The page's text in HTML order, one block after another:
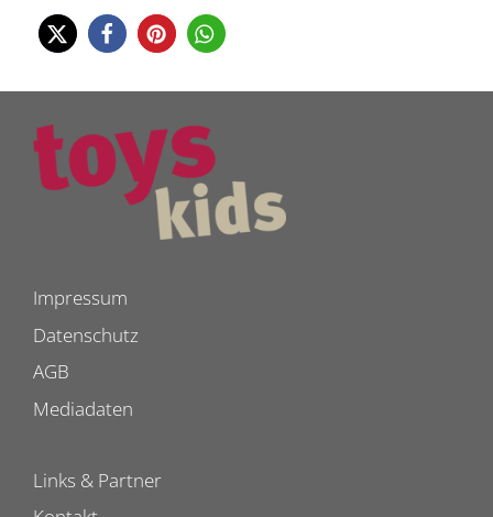
Impressum
Datenschutz
AGB
Mediadaten
Links & Partner